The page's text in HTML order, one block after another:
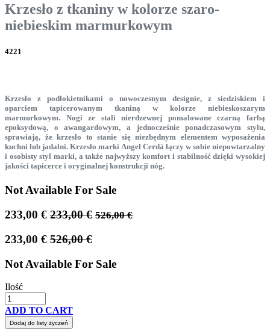
Krzesło z tkaniny w kolorze szaro-
niebieskim marmurkowym
4221
Krzesło z podłokietnikami o nowoczesnym designie, z siedziskiem i
oparciem tapicerowanym tkaniną w kolorze niebieskoszarym
marmurkowym. Nogi ze stali nierdzewnej pomalowane czarną farbą
epoksydową, o awangardowym, a jednocześnie ponadczasowym stylu,
sprawiają, że krzesło to stanie się niezbędnym elementem wyposażenia
kuchni lub jadalni. Krzesło marki Angel Cerdá łączy w sobie niepowtarzalny
i osobisty styl marki, a także najwyższy komfort i stabilność dzięki wysokiej
jakości tapicerce i oryginalnej konstrukcji nóg.
Not Available For Sale
233,00 € 233,00€ 526,00€
233,00 € 526,00€
Not Available For Sale
Ilość
ADD TO CART
Dodaj do listy życzeń